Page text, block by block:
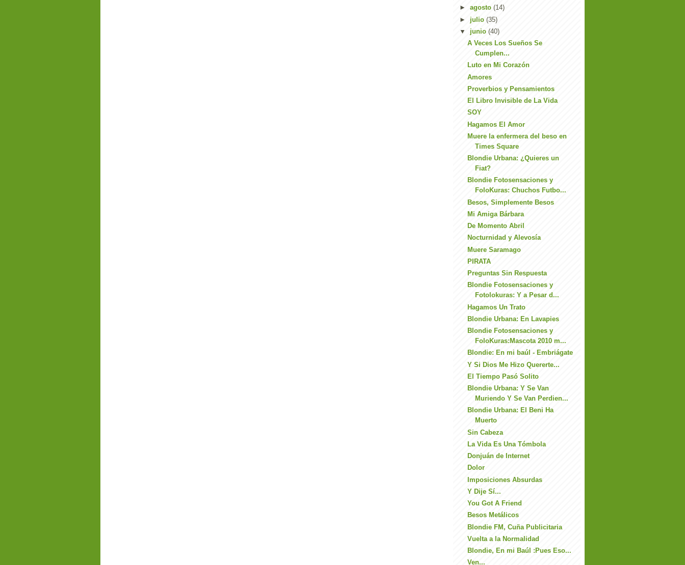
► agosto (14)
► julio (35)
▼ junio (40)
A Veces Los Sueños Se
Cumplen...
Luto en Mi Corazón
Amores
Proverbios y Pensamientos
El Libro Invisible de La Vida
SOY
Hagamos El Amor
Muere la enfermera del beso en
Times Square
Blondie Urbana: ¿Quieres un
Fiat?
Blondie Fotosensaciones y
FoloKuras: Chuchos Futbo...
Besos, Simplemente Besos
Mi Amiga Bárbara
De Momento Abril
Nocturnidad y Alevosía
Muere Saramago
PIRATA
Preguntas Sin Respuesta
Blondie Fotosensaciones y
Fotolokuras: Y a Pesar d...
Hagamos Un Trato
Blondie Urbana: En Lavapies
Blondie Fotosensaciones y
FoloKuras:Mascota 2010 m...
Blondie: En mi baúl - Embriágate
Y Si Dios Me Hizo Quererte...
El Tiempo Pasó Solito
Blondie Urbana: Y Se Van
Muriendo Y Se Van Perdien...
Blondie Urbana: El Beni Ha
Muerto
Sin Cabeza
La Vida Es Una Tómbola
Donjuán de Internet
Dolor
Imposiciones Absurdas
Y Dije Sí...
You Got A Friend
Besos Metálicos
Blondie FM, Cuña Publicitaria
Vuelta a la Normalidad
Blondie, En mi Baúl :Pues Eso...
Ven...